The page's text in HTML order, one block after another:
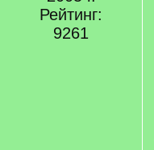
Рейтинг:
9261